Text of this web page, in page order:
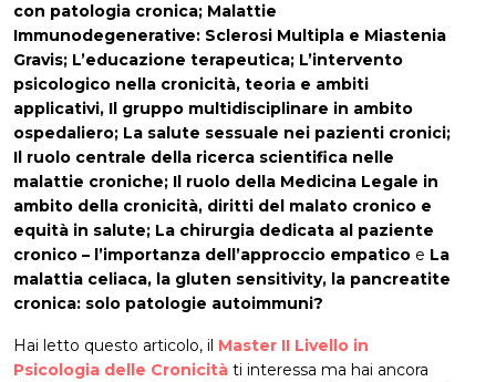
con patologia cronica; Malattie
Immunodegenerative: Sclerosi Multipla e Miastenia
Gravis; L’educazione terapeutica; L’intervento
psicologico nella cronicità, teoria e ambiti
applicativi, Il gruppo multidisciplinare in ambito
ospedaliero; La salute sessuale nei pazienti cronici;
Il ruolo centrale della ricerca scientifica nelle
malattie croniche; Il ruolo della Medicina Legale in
ambito della cronicità, diritti del malato cronico e
equità in salute; La chirurgia dedicata al paziente
cronico – l’importanza dell’approccio empatico e La
malattia celiaca, la gluten sensitivity, la pancreatite
cronica: solo patologie autoimmuni?
Hai letto questo articolo, il Master II Livello in
Psicologia delle Cronicità ti interessa ma hai ancora